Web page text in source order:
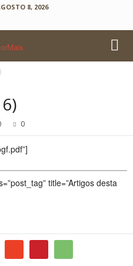
8, 2026
0
title=”Artigos desta